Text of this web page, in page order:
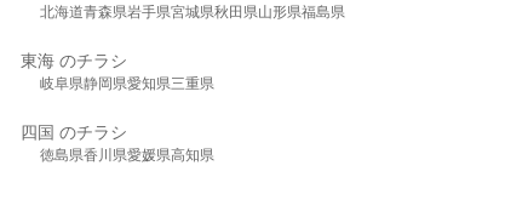
北海道青森県岩手県宮城県秋田県山形県福島県
東海 のチラシ
岐阜県静岡県愛知県三重県
四国 のチラシ
徳島県香川県愛媛県高知県